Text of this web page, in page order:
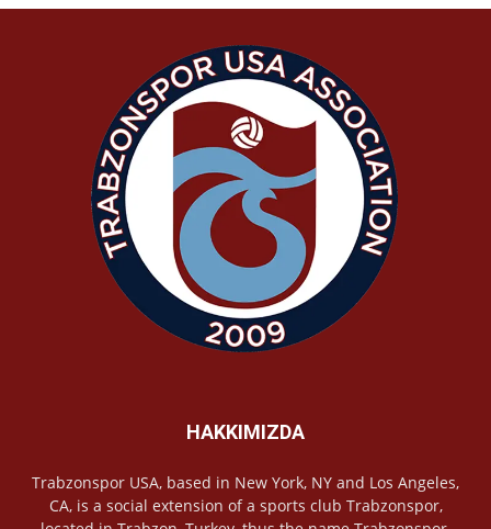
HAKKIMIZDA
Trabzonspor USA, based in New York, NY and Los Angeles,
CA, is a social extension of a sports club Trabzonspor,